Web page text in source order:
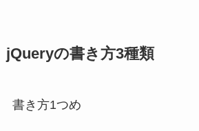
jQueryの書き方3種類
書き方1つめ